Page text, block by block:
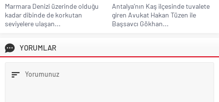
Marmara Denizi üzerinde olduğu
kadar dibinde de korkutan
seviyelere ulaşan...
Antalya’nın Kaş ilçesinde tuvalete
giren Avukat Hakan Tüzen ile
Başsavcı Gökhan...
YORUMLAR